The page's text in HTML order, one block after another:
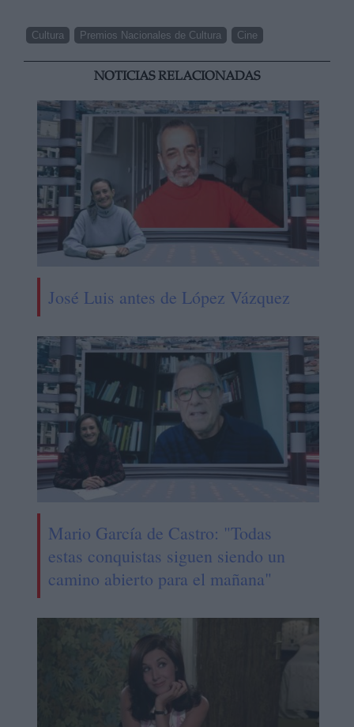
Cultura Premios Nacionales de Cultura Cine
NOTICIAS RELACIONADAS
José Luis antes de López Vázquez
Mario García de Castro: "Todas
estas conquistas siguen siendo un
camino abierto para el mañana"